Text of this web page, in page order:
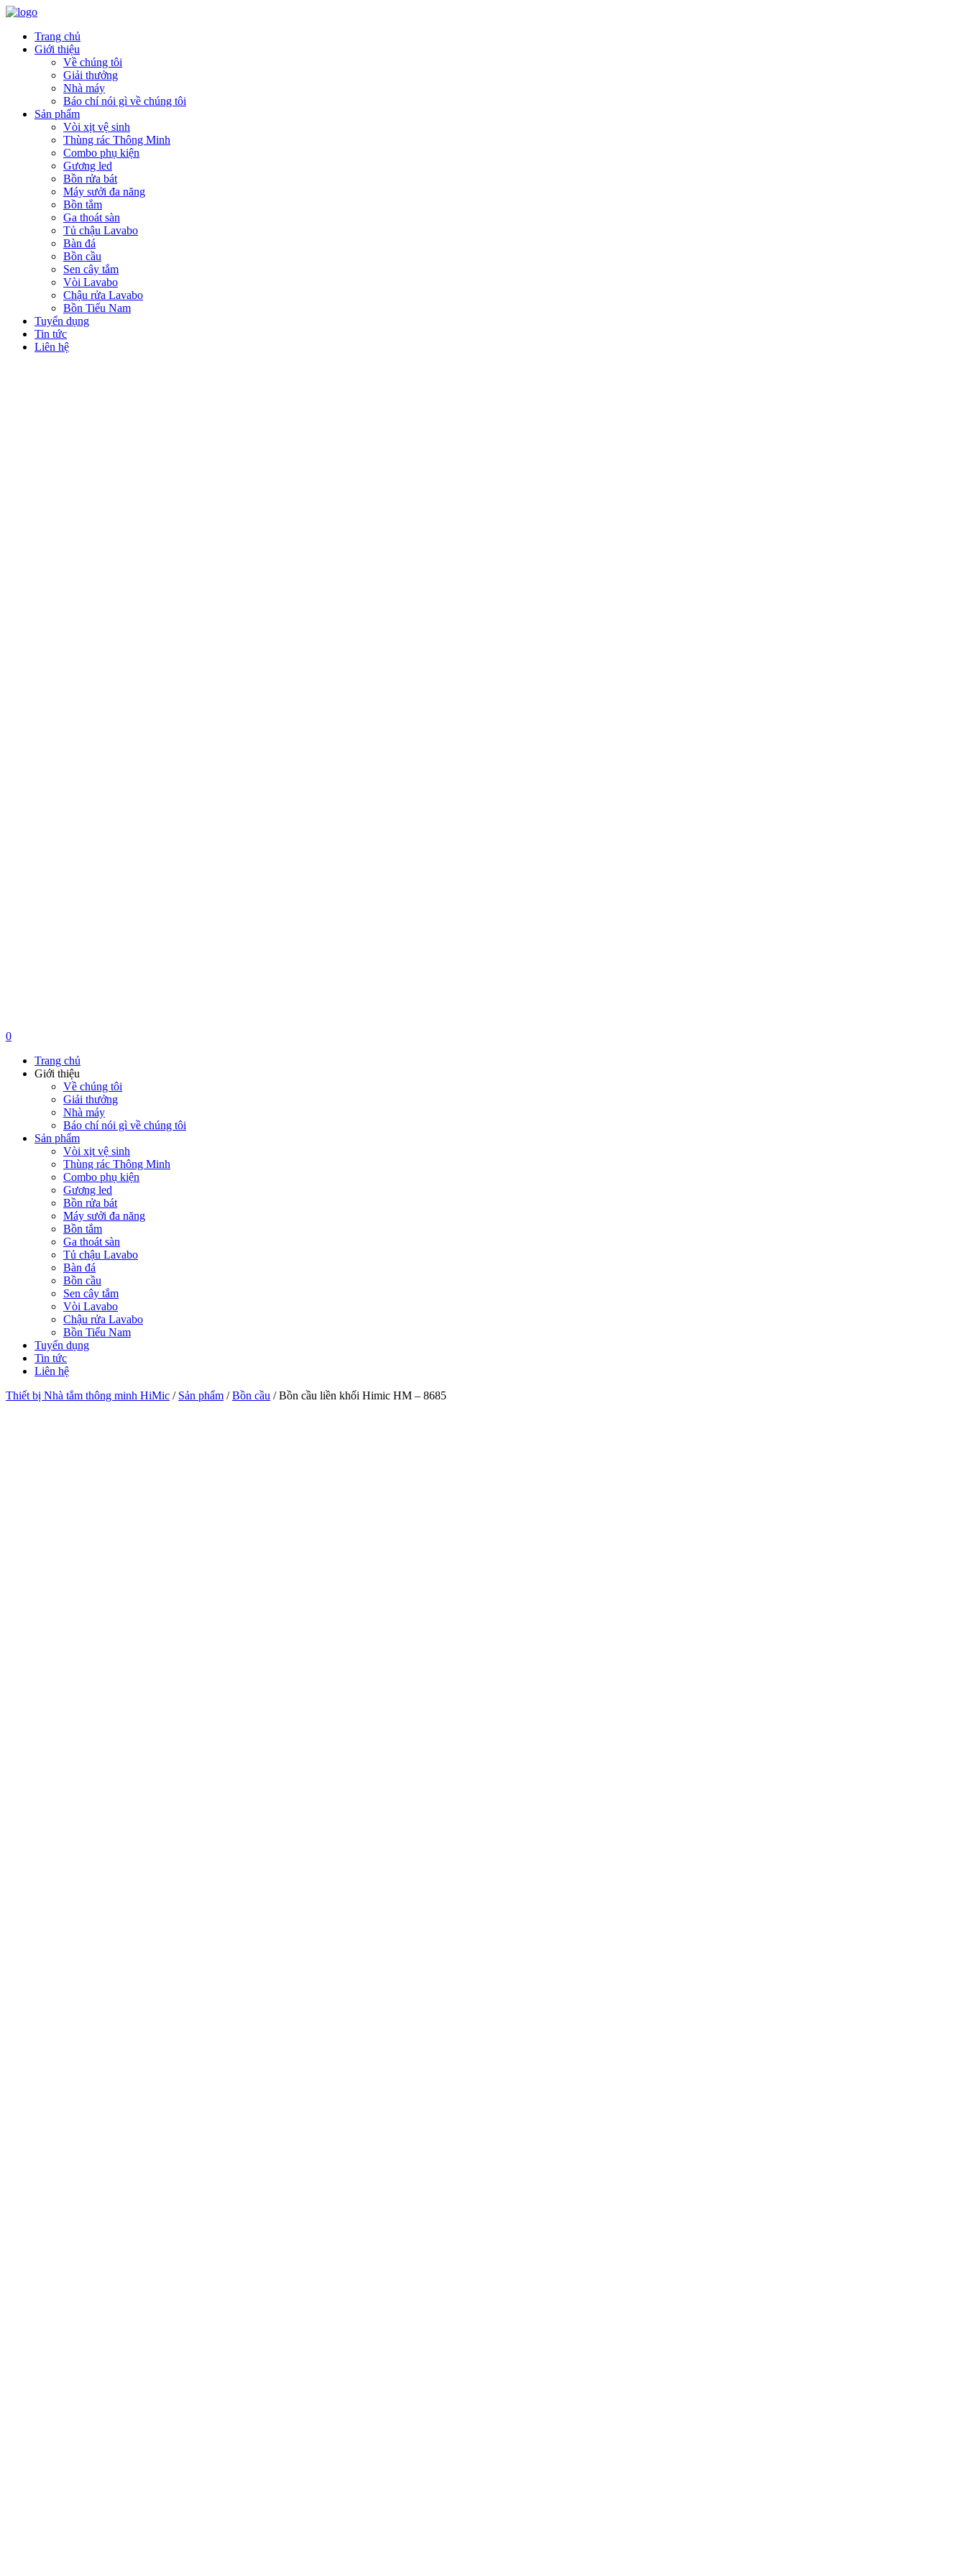
Trang chủ
Giới thiệu
Về chúng tôi
Giải thưởng
Nhà máy
Báo chí nói gì về chúng tôi
Sản phẩm
Vòi xịt vệ sinh
Thùng rác Thông Minh
Combo phụ kiện
Gương led
Bồn rửa bát
Máy sưởi đa năng
Bồn tắm
Ga thoát sàn
Tủ chậu Lavabo
Bàn đá
Bồn cầu
Sen cây tắm
Vòi Lavabo
Chậu rửa Lavabo
Bồn Tiểu Nam
Tuyển dụng
Tin tức
Liên hệ
0
Trang chủ
Giới thiệu
Về chúng tôi
Giải thưởng
Nhà máy
Báo chí nói gì về chúng tôi
Sản phẩm
Vòi xịt vệ sinh
Thùng rác Thông Minh
Combo phụ kiện
Gương led
Bồn rửa bát
Máy sưởi đa năng
Bồn tắm
Ga thoát sàn
Tủ chậu Lavabo
Bàn đá
Bồn cầu
Sen cây tắm
Vòi Lavabo
Chậu rửa Lavabo
Bồn Tiểu Nam
Tuyển dụng
Tin tức
Liên hệ
Thiết bị Nhà tắm thông minh HiMic / Sản phẩm /Bồn cầu /Bồn cầu liền khối Himic HM – 8685